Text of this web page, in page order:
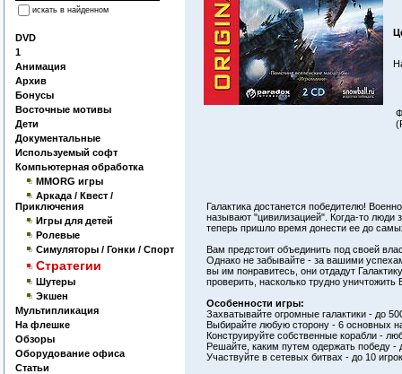
искать в найденном
DVD
1
Анимация
Архив
Бонусы
Восточные мотивы
Дети
Документальные
Используемый софт
Компьютерная обработка
MMORG игры
Аркада / Квест /
Приключения
Игры для детей
Ролевые
Симуляторы / Гонки / Спорт
Стратегии
Шутеры
Экшен
Мультипликация
На флешке
Обзоры
Оборудование офиса
Статьи
Галактика достанется победителю!
называют "цивилизацией". Когда-то люди
теперь пришло время донести ее до
Вам предстоит объединить под своей
Однако не забывайте - за вашими
вы им понравитесь, они отдадут
проверить, насколько трудно уничтожить
Особенности игры:
Захватывайте огромные галактики - до
Выбирайте любую сторону - 6 основных
Конструируйте собственные корабли -
Решайте, каким путем одержать победу
Участвуйте в сетевых битвах - до 10